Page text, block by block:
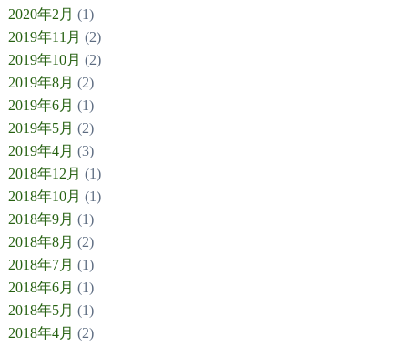
2020年2月 (1)
2019年11月 (2)
2019年10月 (2)
2019年8月 (2)
2019年6月 (1)
2019年5月 (2)
2019年4月 (3)
2018年12月 (1)
2018年10月 (1)
2018年9月 (1)
2018年8月 (2)
2018年7月 (1)
2018年6月 (1)
2018年5月 (1)
2018年4月 (2)